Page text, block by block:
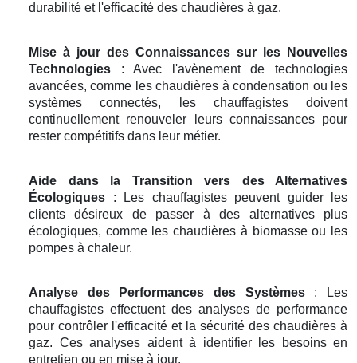
durabilité et l'efficacité des chaudières à gaz.
Mise à jour des Connaissances sur les Nouvelles
Technologies : Avec l'avènement de technologies
avancées, comme les chaudières à condensation ou les
systèmes connectés, les chauffagistes doivent
continuellement renouveler leurs connaissances pour
rester compétitifs dans leur métier.
Aide dans la Transition vers des Alternatives
Écologiques : Les chauffagistes peuvent guider les
clients désireux de passer à des alternatives plus
écologiques, comme les chaudières à biomasse ou les
pompes à chaleur.
Analyse des Performances des Systèmes: Les
chauffagistes effectuent des analyses de performance
pour contrôler l'efficacité et la sécurité des chaudières à
gaz. Ces analyses aident à identifier les besoins en
entretien ou en mise à jour.